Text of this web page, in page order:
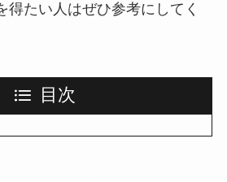
得たい人はぜひ参考にしてく
目次